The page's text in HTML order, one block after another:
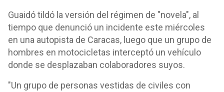
Guaidó tildó la versión del régimen de "novela", al
tiempo que denunció un incidente este miércoles
en una autopista de Caracas, luego que un grupo de
hombres en motocicletas interceptó un vehículo
donde se desplazaban colaboradores suyos.
"Un grupo de personas vestidas de civiles con